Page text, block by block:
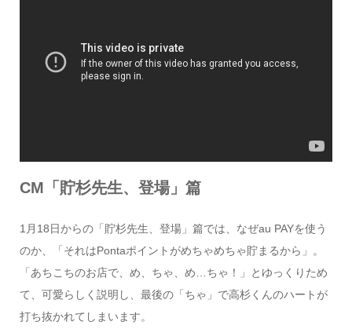
CM「貯杉先生、登場」篇
1月18日からの「貯杉先生、登場」篇では、なぜau PAYを使う
のか、「それはPontaポイントがめちゃめちゃ貯まるから」。
「あちこちのお店で、め、ちゃ、め…ちゃ！」とゆっくりため
て、可愛らしく説明し、最後の「ちゃ」で高杉くんのハートが
打ち抜かれてしまいます。